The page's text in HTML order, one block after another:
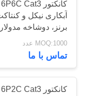
درباره
تور
کارخانه
38
آبکاری نیکل و
برنز، دوشاخه مدولار
MOQ:1000 عدد
تماس با ما